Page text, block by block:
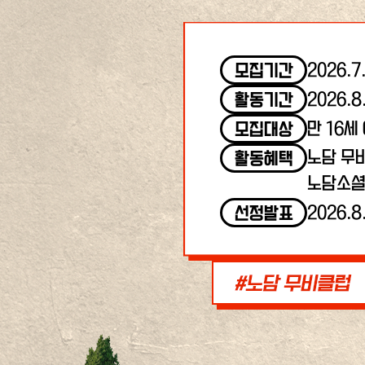
모집기간
활동기간
모집대상
만 16세
활동혜택
노담 무
노담소
선정발표